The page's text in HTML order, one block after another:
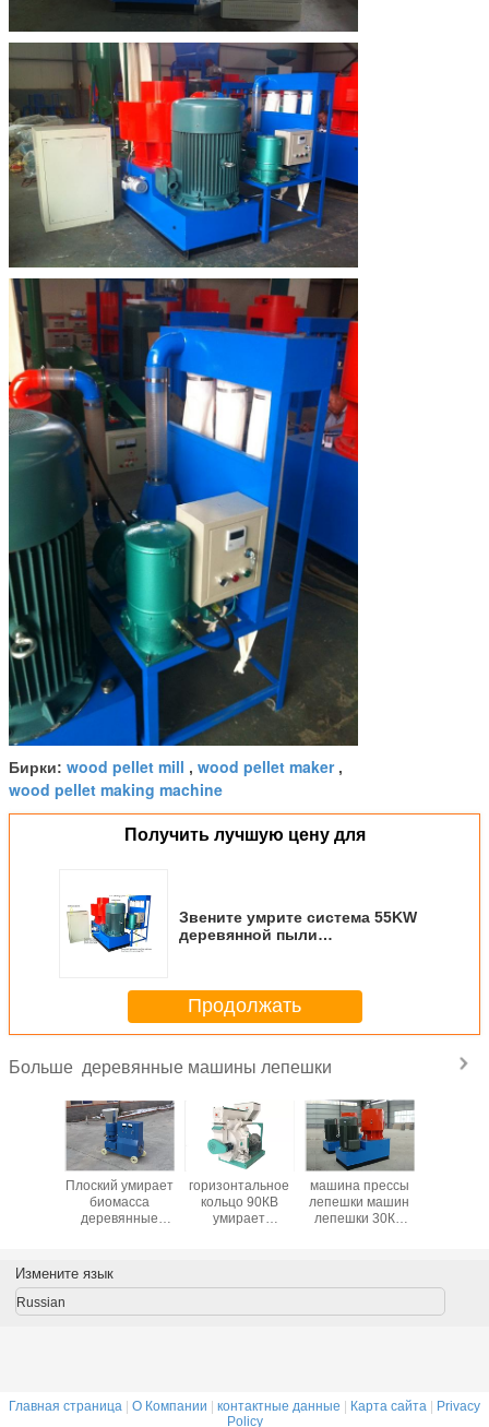
Бирки: wood pellet mill , wood pellet maker,
wood pellet making machine
Получить лучшую цену для
Звените умрите система 55KW
деревянной пыли
Продолжать
Больше деревянные машины лепешки
Плоский умирает
биомасса
деревянные
лепешки дома
управляемый
горизонтальное
кольцо 90КВ
умирает
машина прессы
лепешки машин
лепешки 30КВ
Измените язык
Russian
Главная страница | О Компании | контактные данные | Карта сайта | Privacy
Policy